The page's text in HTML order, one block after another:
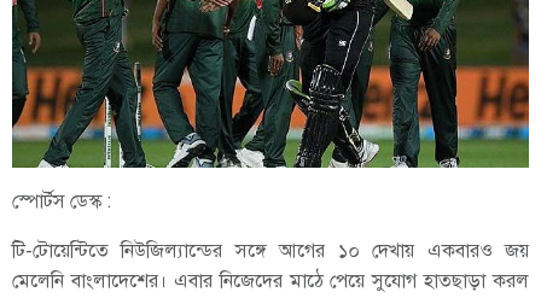
স্পোর্টস ডেস্ক :
টি-টোয়েন্টিতে নিউজিল্যান্ডের সঙ্গে আগের ১০ দেখায় একবারও জয়
মেলেনি বাংলাদেশের। এবার নিজেদের মাঠে পেয়ে সুযোগ হাতছাড়া করল